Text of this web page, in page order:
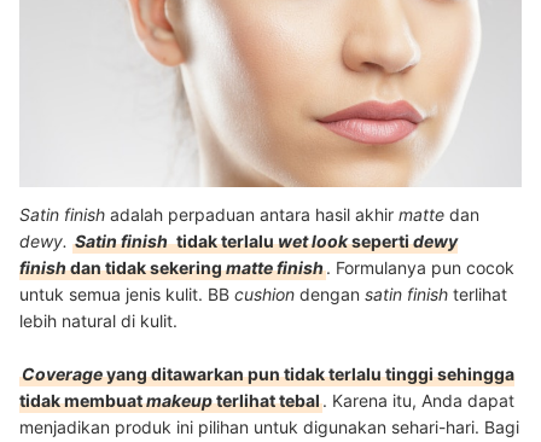
Satin finish adalah perpaduan antara hasil akhir matte dan
dewy. Satin finish tidak terlaluwet looksepertidewy
finishdan tidak sekeringmatte finish. Formulanya pun cocok
untuk semua jenis kulit. BB cushion dengan satin finish terlihat
lebih natural di kulit.
Coverageyang ditawarkan pun tidak terlalu tinggi sehingga
tidak membuatmakeupterlihat tebal. Karena itu, Anda dapat
menjadikan produk ini pilihan untuk digunakan sehari-hari. Bagi